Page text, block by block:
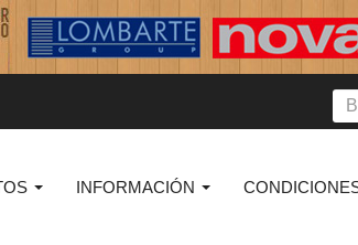
INFORMACIÓN